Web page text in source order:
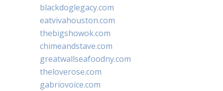
blackdoglegacy.com
eatvivahouston.com
thebigshowok.com
chimeandstave.com
greatwallseafoodny.com
theloverose.com
gabriovoice.com